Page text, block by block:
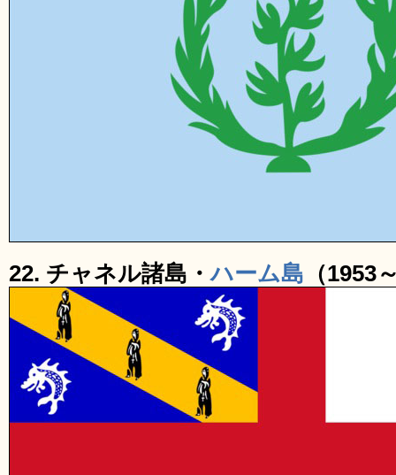
22. チャネル諸島・ハーム島 （1953